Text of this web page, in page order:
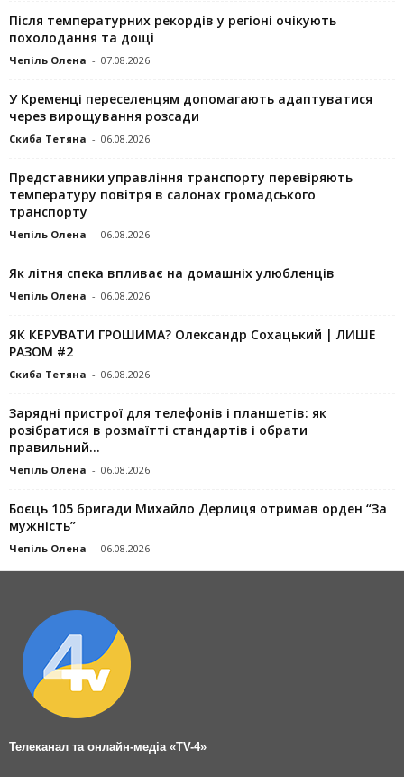
Після температурних рекордів у регіоні очікують
похолодання та дощі
Чепіль Олена - 07.08.2026
У Кременці переселенцям допомагають адаптуватися
через вирощування розсади
Скиба Тетяна - 06.08.2026
Представники управління транспорту перевіряють
температуру повітря в салонах громадського
транспорту
Чепіль Олена - 06.08.2026
Як літня спека впливає на домашніх улюбленців
Чепіль Олена - 06.08.2026
ЯК КЕРУВАТИ ГРОШИМА? Олександр Сохацький | ЛИШЕ
РАЗОМ #2
Скиба Тетяна - 06.08.2026
Зарядні пристрої для телефонів і планшетів: як
розібратися в розмаїтті стандартів і обрати
правильний...
Чепіль Олена - 06.08.2026
Боєць 105 бригади Михайло Дерлиця отримав орден “За
мужність”
Чепіль Олена - 06.08.2026
Телеканал та онлайн-медіа «TV-4»